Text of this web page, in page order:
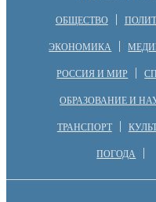
ОБЩЕСТВО
ЭКОНОМИКА
РОССИЯ И МИР
ОБРАЗОВАНИЕ И
ТРАНСПОРТ
ПОГОДА